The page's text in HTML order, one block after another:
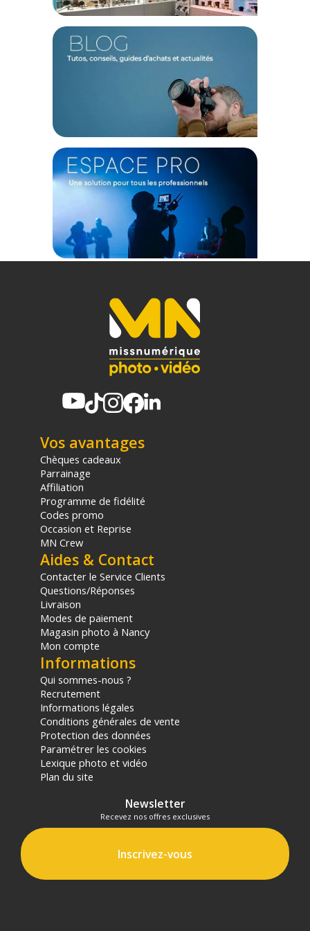
Vos avantages
Chèques cadeaux
Parrainage
Affiliation
Programme de fidélité
Codes promo
Occasion et Reprise
MN Crew
Aides & Contact
Contacter le Service Clients
Questions/Réponses
Livraison
Modes de paiement
Magasin photo à Nancy
Mon compte
Informations
Qui sommes-nous ?
Recrutement
Informations légales
Conditions générales de vente
Protection des données
Paramétrer les cookies
Lexique photo et vidéo
Plan du site
Newsletter
Recevez nos offres exclusives
Inscrivez-vous